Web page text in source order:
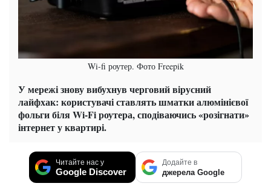
Wi-fi роутер. Фото Freepik
У мережі знову вибухнув черговий вірусний
лайфхак: користувачі ставлять шматки алюмінієвої
фольги біля Wi-Fi роутера, сподіваючись «розігнати»
інтернет у квартирі.
Читайте нас у
Google Discover
Додайте в
джерела Google